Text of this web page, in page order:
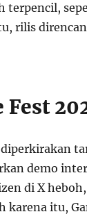
terpencil,
rilis
Fest
diperkirakan
demo
di X heboh,
karena itu,